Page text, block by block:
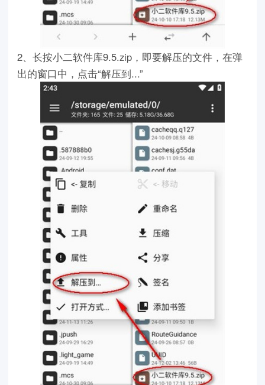
2、长按小二软件库9.5.zip，即要解压的文件，在弹
出的窗口中，点击“解压到...”